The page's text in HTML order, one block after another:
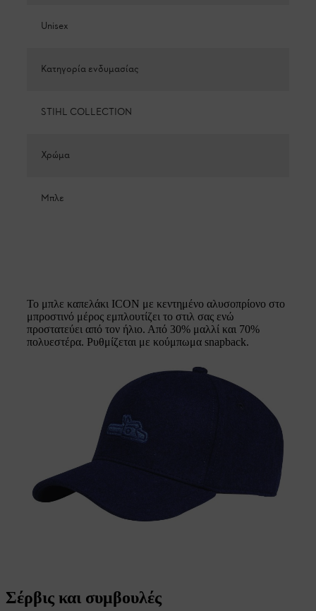
Unisex
Κατηγορία ενδυμασίας
STIHL COLLECTION
Χρώμα
Μπλε
Το μπλε καπελάκι ICON με κεντημένο αλυσοπρίονο στο
μπροστινό μέρος εμπλουτίζει το στιλ σας ενώ
προστατεύει από τον ήλιο. Από 30% μαλλί και 70%
πολυεστέρα. Ρυθμίζεται με κούμπωμα snapback.
Σέρβις και συμβουλές